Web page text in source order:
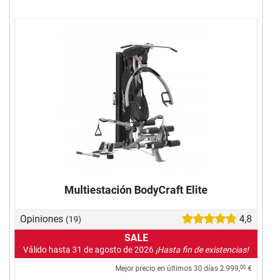
Multiestación BodyCraft Elite
Opiniones (19)
4,8
SALE
Válido hasta 31 de agosto de 2026 ¡Hasta fin de existencias!
Mejor precio en últimos 30 días 2.999,00 €